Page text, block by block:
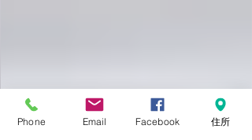
Phone Email Facebook 住所